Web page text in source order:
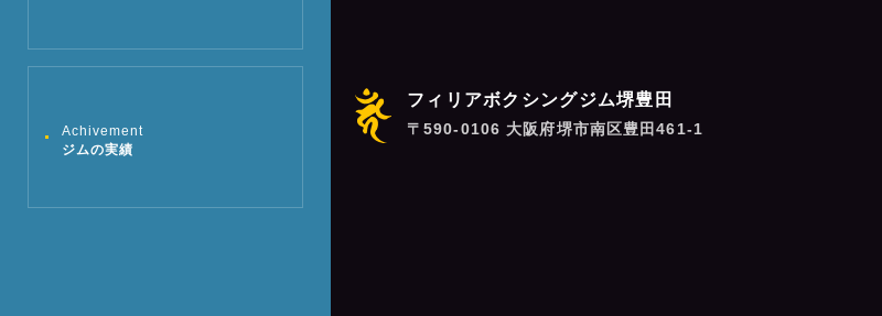
Achivement
ジムの実績
フィリアボクシングジム堺豊田
〒590-0106 大阪府堺市南区豊田461-1